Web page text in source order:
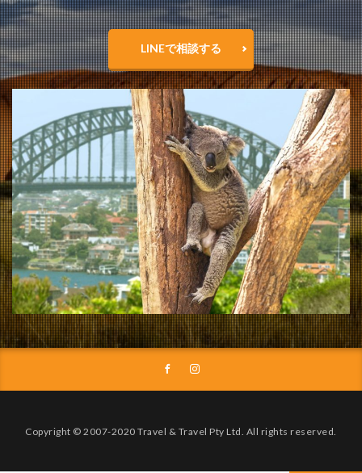
LINEで相談する
Copyright © 2007-2020 Travel & Travel Pty Ltd. All rights reserved.